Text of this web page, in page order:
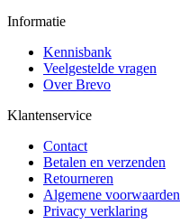
Informatie
Kennisbank
Veelgestelde vragen
Over Brevo
Klantenservice
Contact
Betalen en verzenden
Retourneren
Algemene voorwaarden
Privacy verklaring